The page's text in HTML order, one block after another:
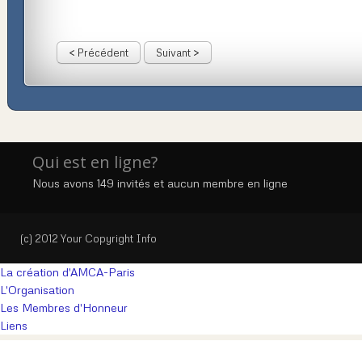
< Précédent Suivant >
Qui est en ligne?
Nous avons 149 invités et aucun membre en ligne
(c) 2012 Your Copyright Info
La création d'AMCA-Paris
L'Organisation
Les Membres d'Honneur
Liens